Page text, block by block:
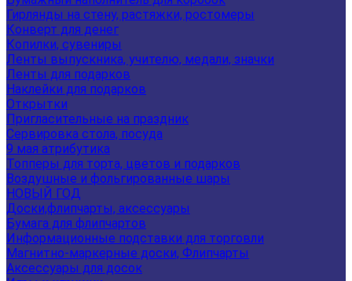
Гирлянды на стену, растяжки, ростомеры
Конверт для денег
Копилки, сувениры
Ленты выпускника, учителю, медали, значки
Ленты для подарков
Наклейки для подарков
Открытки
Пригласительные на праздник
Сервировка стола, посуда
9 мая атрибутика
Топперы для торта, цветов и подарков
Воздушные и фольгированные шары
НОВЫЙ ГОД
Доски,флипчарты, аксессуары
Бумага для флипчартов
Информационные подставки для торговли
Магнитно-маркерные доски, Флипчарты
Аксессуары для досок